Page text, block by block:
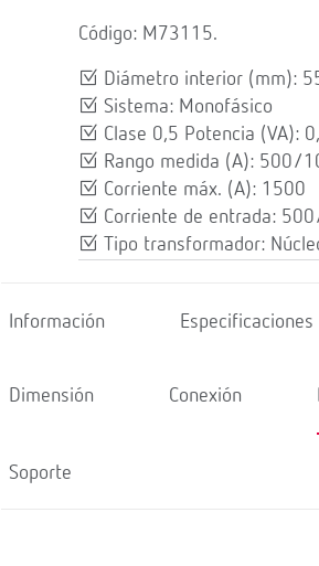
Código: M73115.
Diámetro interior (mm):
Sistema: Monofásico
Clase 0,5 Potencia (VA):
Rango medida (A): 500/
Corriente máx. (A): 1500
Corriente de entrada:
Tipo transformador:
Información Especificaciones
Dimensión Conexión
Soporte